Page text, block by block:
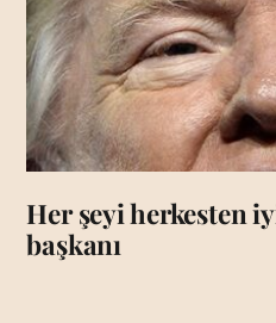
Her şeyi herkesten
başkanı